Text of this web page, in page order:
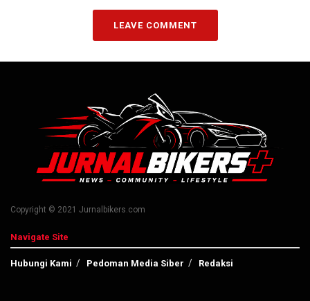
LEAVE COMMENT
Copyright © 2021 Jurnalbikers.com
Navigate Site
Hubungi Kami Pedoman Media Siber Redaksi